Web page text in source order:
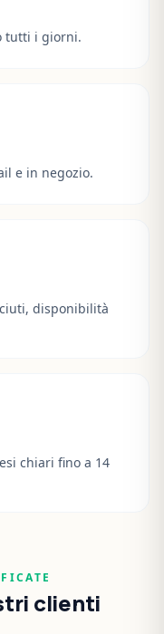
tutti i giorni.
e in negozio.
disponibilità
chiari fino a 14
clienti